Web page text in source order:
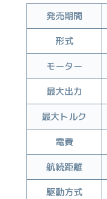
発売期間
形式
モーター
最大出力
最大トルク
電費
航続距離
駆動方式